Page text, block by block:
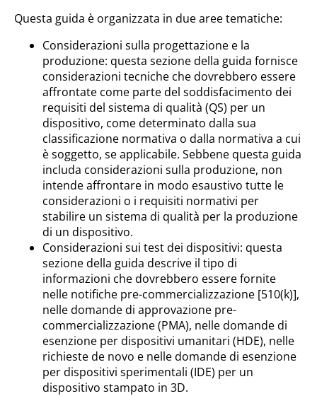
Questa guida è organizzata in due aree tematiche:
Considerazioni sulla progettazione e la
produzione: questa sezione della guida fornisce
considerazioni tecniche che dovrebbero essere
affrontate come parte del soddisfacimento dei
requisiti del sistema di qualità (QS) per un
dispositivo, come determinato dalla sua
classificazione normativa o dalla normativa a cui
è soggetto, se applicabile. Sebbene questa guida
includa considerazioni sulla produzione, non
intende affrontare in modo esaustivo tutte le
considerazioni o i requisiti normativi per
stabilire un sistema di qualità per la produzione
di un dispositivo.
Considerazioni sui test dei dispositivi: questa
sezione della guida descrive il tipo di
informazioni che dovrebbero essere fornite
nelle notifiche pre-commercializzazione [510(k)],
nelle domande di approvazione pre-
commercializzazione (PMA), nelle domande di
esenzione per dispositivi umanitari (HDE), nelle
richieste de novo e nelle domande di esenzione
per dispositivi sperimentali (IDE) per un
dispositivo stampato in 3D.